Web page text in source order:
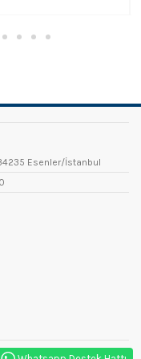
Esenler/İstanbul